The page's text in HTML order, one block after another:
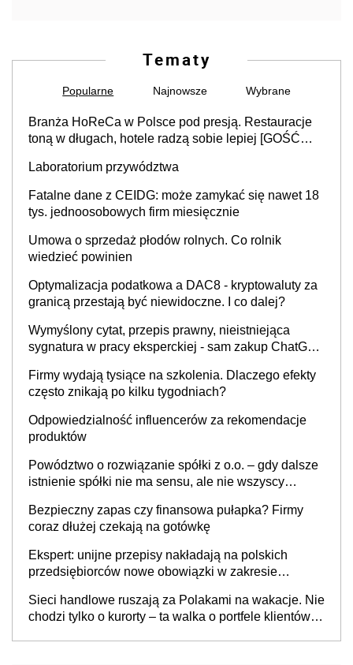
Tematy
Popularne Najnowsze Wybrane
Branża HoReCa w Polsce pod presją. Restauracje
toną w długach, hotele radzą sobie lepiej [GOŚĆ
Laboratorium przywództwa
Fatalne dane z CEIDG: może zamykać się nawet 18
tys. jednoosobowych firm miesięcznie
Umowa o sprzedaż płodów rolnych. Co rolnik
wiedzieć powinien
Optymalizacja podatkowa a DAC8 - kryptowaluty za
granicą przestają być niewidoczne. I co dalej?
Wymyślony cytat, przepis prawny, nieistniejąca
sygnatura w pracy eksperckiej - sam zakup ChatGPT
Firmy wydają tysiące na szkolenia. Dlaczego efekty
często znikają po kilku tygodniach?
Odpowiedzialność influencerów za rekomendacje
produktów
Powództwo o rozwiązanie spółki z o.o. – gdy dalsze
istnienie spółki nie ma sensu, ale nie wszyscy
Bezpieczny zapas czy finansowa pułapka? Firmy
coraz dłużej czekają na gotówkę
Ekspert: unijne przepisy nakładają na polskich
przedsiębiorców nowe obowiązki w zakresie
Sieci handlowe ruszają za Polakami na wakacje. Nie
chodzi tylko o kurorty – ta walka o portfele klientów